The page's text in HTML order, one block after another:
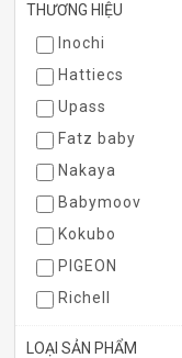
THƯƠNG HIỆU
Inochi
Hattiecs
Upass
Fatz baby
Nakaya
Babymoov
Kokubo
PIGEON
Richell
LOẠI SẢN PHẨM